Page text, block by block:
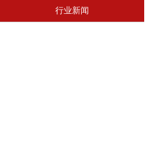
行业新闻